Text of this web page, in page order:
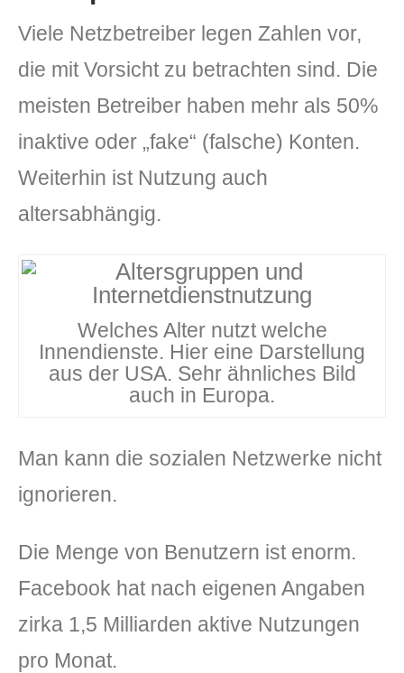
Viele Netzbetreiber legen Zahlen vor,
die mit Vorsicht zu betrachten sind. Die
meisten Betreiber haben mehr als 50%
inaktive oder „fake“ (falsche) Konten.
Weiterhin ist Nutzung auch
altersabhängig.
Welches Alter nutzt welche
Innendienste. Hier eine Darstellung
aus der USA. Sehr ähnliches Bild
auch in Europa.
Man kann die sozialen Netzwerke nicht
ignorieren.
Die Menge von Benutzern ist enorm.
Facebook hat nach eigenen Angaben
zirka 1,5 Milliarden aktive Nutzungen
pro Monat.